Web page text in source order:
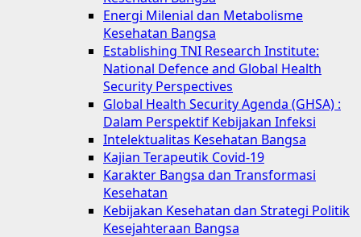
Energi Milenial dan Metabolisme
Kesehatan Bangsa
Establishing TNI Research Institute:
National Defence and Global Health
Security Perspectives
Global Health Security Agenda (GHSA) :
Dalam Perspektif Kebijakan Infeksi
Intelektualitas Kesehatan Bangsa
Kajian Terapeutik Covid-19
Karakter Bangsa dan Transformasi
Kesehatan
Kebijakan Kesehatan dan Strategi Politik
Kesejahteraan Bangsa